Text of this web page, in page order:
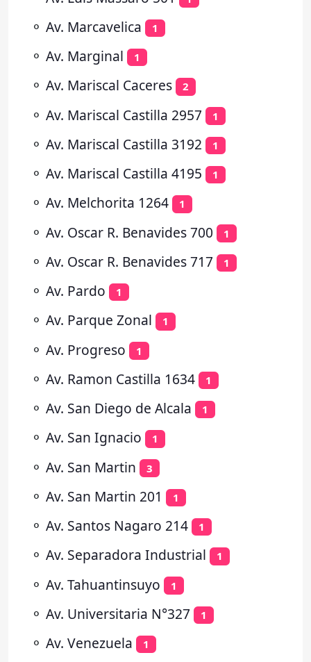
⚬ Av. Marcavelica 1
⚬ Av. Marginal 1
⚬ Av. Mariscal Caceres 2
⚬ Av. Mariscal Castilla 2957 1
⚬ Av. Mariscal Castilla 3192 1
⚬ Av. Mariscal Castilla 4195 1
⚬ Av. Melchorita 1264 1
⚬ Av. Oscar R. Benavides 700 1
⚬ Av. Oscar R. Benavides 717 1
⚬ Av. Pardo 1
⚬ Av. Parque Zonal 1
⚬ Av. Progreso 1
⚬ Av. Ramon Castilla 1634 1
⚬ Av. San Diego de Alcala 1
⚬ Av. San Ignacio 1
⚬ Av. San Martin 3
⚬ Av. San Martin 201 1
⚬ Av. Santos Nagaro 214 1
⚬ Av. Separadora Industrial 1
⚬ Av. Tahuantinsuyo 1
⚬ Av. Universitaria N°327 1
⚬ Av. Venezuela 1